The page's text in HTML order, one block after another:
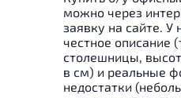
можно через
заявку на сайте. У
честное описание
столешницы,
в см) и реальные
недостатки